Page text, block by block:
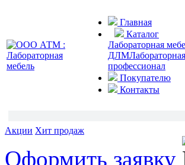
Главная
Каталог
Лабораторная
ДЛМ
профессионал
Покупателю
Контакты
Акции Хит продаж
Оформить заявку